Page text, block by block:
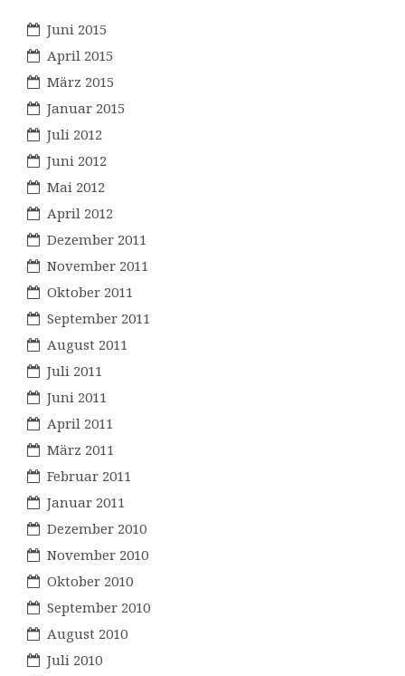
Juni 2015
April 2015
März 2015
Januar 2015
Juli 2012
Juni 2012
Mai 2012
April 2012
Dezember 2011
November 2011
Oktober 2011
September 2011
August 2011
Juli 2011
Juni 2011
April 2011
März 2011
Februar 2011
Januar 2011
Dezember 2010
November 2010
Oktober 2010
September 2010
August 2010
Juli 2010